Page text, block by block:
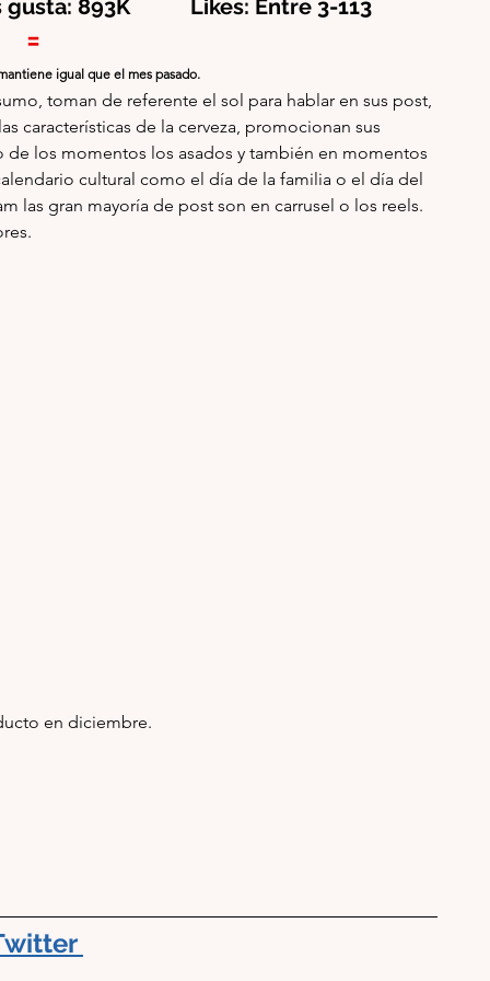
893K           Likes: Entre 3-113
=
La marca se mantiene igual que el mes pasado.
toman de referente el sol para hablar en sus post,
características de la cerveza, promocionan sus
los momentos los asados y también en momentos
cultural como el día de la familia o el día del
las gran mayoría de post son en carrusel o los reels.
en diciembre.